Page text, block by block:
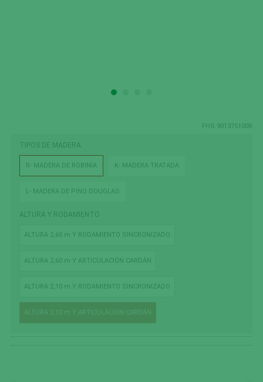
FHS.901375100R
TIPOS DE MADERA
R- MADERA DE ROBINIA K- MADERA TRATADA
L- MADERA DE PINO DOUGLAS
ALTURA Y RODAMIENTO
ALTURA 2,60 m Y RODAMIENTO SINCRONIZADO
ALTURA 2,60 m Y ARTICULACIÓN CARDÁN
ALTURA 2,10 m Y RODAMIENTO SINCRONIZADO
ALTURA 2,10 m Y ARTICULACIÓN CARDÁN